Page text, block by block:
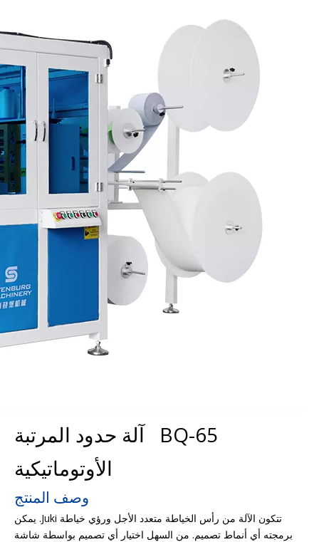
BQ-65 آلة حدود المرتبة
الأوتوماتيكية
وصف المنتج
تتكون الآلة من رأس الخياطة متعدد الأجل ورؤي خياطة Juki. يمكن
برمجته أي أنماط تصميم. من السهل اختيار أي تصميم بواسطة شاشة